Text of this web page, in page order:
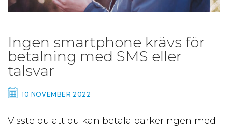
Ingen smartphone krävs för
betalning med SMS eller
talsvar
10 NOVEMBER 2022
Visste du att du kan betala parkeringen med